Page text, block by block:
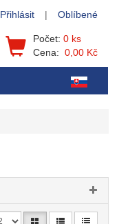
Přihlásit | Oblíbené
Počet: 0 ks
Cena: 0,00 Kč